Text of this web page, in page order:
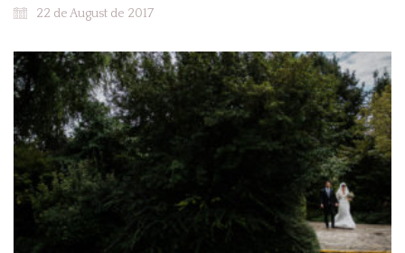
22 de August de 2017